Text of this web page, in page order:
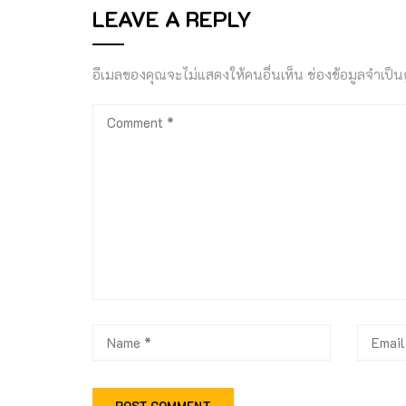
LEAVE A REPLY
อีเมลของคุณจะไม่แสดงให้คนอื่นเห็น ช่องข้อมูลจำเป็